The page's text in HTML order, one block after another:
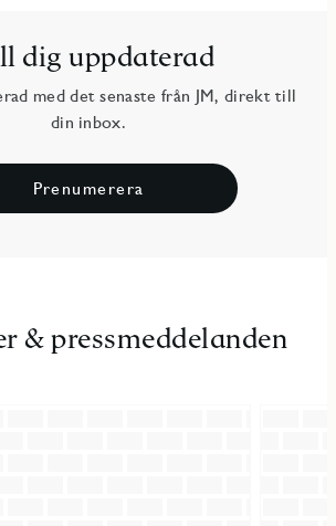
dig uppdaterad
med det senaste från JM, direkt till
din inbox.
Prenumerera
& pressmeddelanden